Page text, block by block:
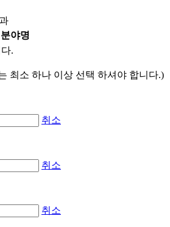
야명
.
최소 하나 이상 선택 하셔야 합니다.)
취소
취소
취소